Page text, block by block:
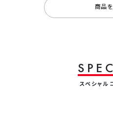
商品
S P E C
スペシャル